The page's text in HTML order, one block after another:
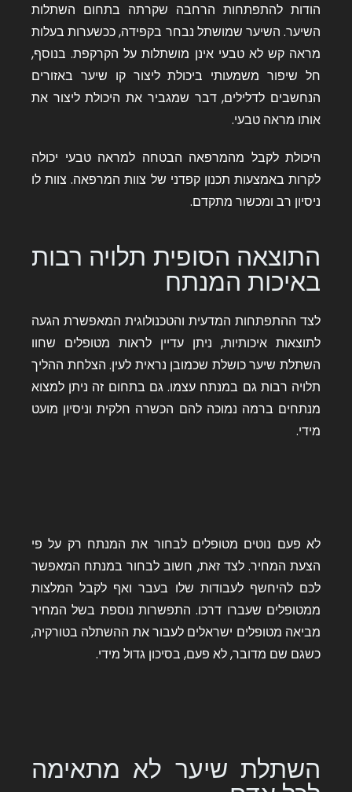
הודות להתפתחות הרחבה שקרתה בתחום השתלות
השיער. השיער שמושתל נבחר בקפידה, ככשערות בעלות
מראה קש לא טבעי אינן מושתלות על הקרקפת. בנוסף,
חל שיפור משמעותי ביכולת ליצור קו שיער באזורים
הנחשבים לדלילים, דבר שמגביר את היכולת ליצור את
אותו מראה טבעי.
היכולת לקבל מהמרפאה הבטחה למראה טבעי יכולה
לקרות באמצעות תכנון קפדני של צוות המרפאה. צוות לו
ניסיון רב ומכשור מתקדם.
התוצאה הסופית תלויה רבות
באיכות המנתח
לצד ההתפתחות המדעית והטכנולוגית המאפשרת הגעה
לתוצאות איכותיות, ניתן עדיין לראות מטופלים שחוו
השתלת שיער כושלת שכמובן נראית לעין. הצלחת ההליך
תלויה רבות גם במנתח עצמו. גם בתחום זה ניתן למצוא
מנתחים ברמה נמוכה להם הכשרה חלקית וניסיון מועט
מידי.
לא פעם נוטים מטופלים לבחור את המנתח רק על פי
הצעת המחיר. לצד זאת, חשוב לבחור במנתח המאפשר
לכם להיחשף לעבודות שלו בעבר ואף לקבל המלצות
ממטופלים שעברו דרכו. התפשרות נוספת בשל המחיר
מביאה מטופלים ישראלים לעבור את ההשתלה בטורקיה,
כשגם שם מדובר, לא פעם, בסיכון גדול מידי.
השתלת שיער לא מתאימה